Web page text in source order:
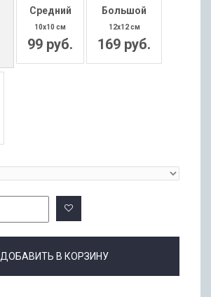
Средний
10x10 см
99 руб.
Большой
12x12 см
169 руб.
ДОБАВИТЬ В КОРЗИНУ